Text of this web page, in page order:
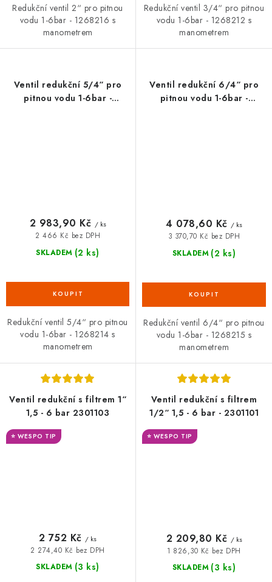
Redukční ventil 2“ pro pitnou
vodu 1-6bar - 1268216 s
manometrem
Redukční ventil 3/4“ pro pitnou
vodu 1-6bar - 1268212 s
manometrem
Ventil redukční 5/4“ pro
pitnou vodu 1-6bar -
SKLADEM (2 ks)
2 466 Kč bez DPH
2 983,90 Kč / ks
Redukční ventil 5/4“ pro pitnou
vodu 1-6bar - 1268214 s
manometrem
Ventil redukční 6/4“ pro
pitnou vodu 1-6bar -
SKLADEM (2 ks)
3 370,70 Kč bez DPH
4 078,60 Kč / ks
Redukční ventil 6/4“ pro pitnou
vodu 1-6bar - 1268215 s
manometrem
Ventil redukční s filtrem 1“
1,5 - 6 bar 2301103
⭐ WESPO TIP
SKLADEM (3 ks)
2 274,40 Kč bez DPH
2 752 Kč / ks
Ventil redukční s filtrem
1/2“ 1,5 - 6 bar - 2301101
⭐ WESPO TIP
SKLADEM (3 ks)
1 826,30 Kč bez DPH
2 209,80 Kč / ks